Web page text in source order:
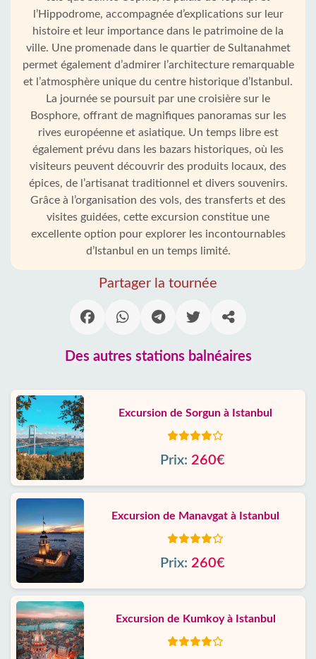
l’Hippodrome, accompagnée d’explications sur leur
histoire et leur importance dans le patrimoine de la
ville. Une promenade dans le quartier de Sultanahmet
permet également d’admirer l’architecture remarquable
et l’atmosphère unique du centre historique d’Istanbul.
La journée se poursuit par une croisière sur le
Bosphore, offrant de magnifiques panoramas sur les
rives européenne et asiatique. Un temps libre est
également prévu dans les bazars historiques, où les
visiteurs peuvent découvrir des produits locaux, des
épices, de l’artisanat traditionnel et divers souvenirs.
Grâce à l’organisation des vols, des transferts et des
visites guidées, cette excursion constitue une
excellente option pour explorer les incontournables
d’Istanbul en un temps limité.
Partager la tournée
Des autres stations balnéaires
Excursion de Sorgun à Istanbul
Prix: 260€
Excursion de Manavgat à Istanbul
Prix: 260€
Excursion de Kumkoy à Istanbul